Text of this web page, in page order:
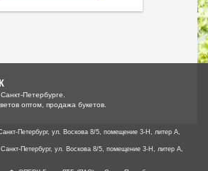
Петербурге.
оптом, продажа букетов.
Петербург, ул. Воскова 8/5, помещение 3-Н, литер А,
Петербург, ул. Воскова 8/5, помещение 3-Н, литер А,